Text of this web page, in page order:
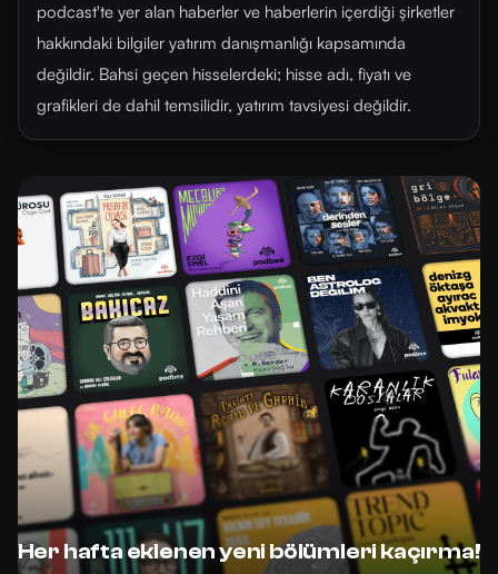
podcast'te yer alan haberler ve haberlerin içerdiği şirketler
hakkındaki bilgiler yatırım danışmanlığı kapsamında
değildir. Bahsi geçen hisselerdeki; hisse adı, fiyatı ve
grafikleri de dahil temsilidir, yatırım tavsiyesi değildir.
Her hafta eklenen yeni bölümleri kaçırma!